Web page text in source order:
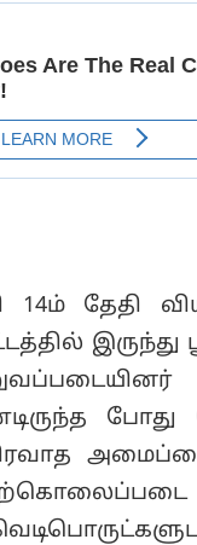
14ம் தேதி
இருந்து